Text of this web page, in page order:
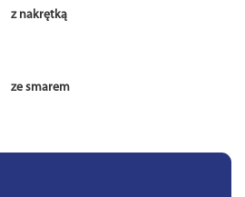
z nakrętką
ze smarem